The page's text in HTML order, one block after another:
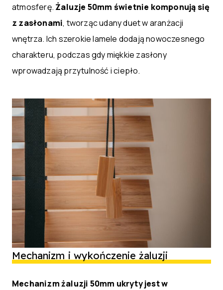
atmosferę. Żaluzje 50mm świetnie komponują się
z zasłonami, tworząc udany duet w aranżacji
wnętrza. Ich szerokie lamele dodają nowoczesnego
charakteru, podczas gdy miękkie zasłony
wprowadzają przytulność i ciepło.
Mechanizm i wykończenie żaluzji
Mechanizm żaluzji 50mm ukryty jest w